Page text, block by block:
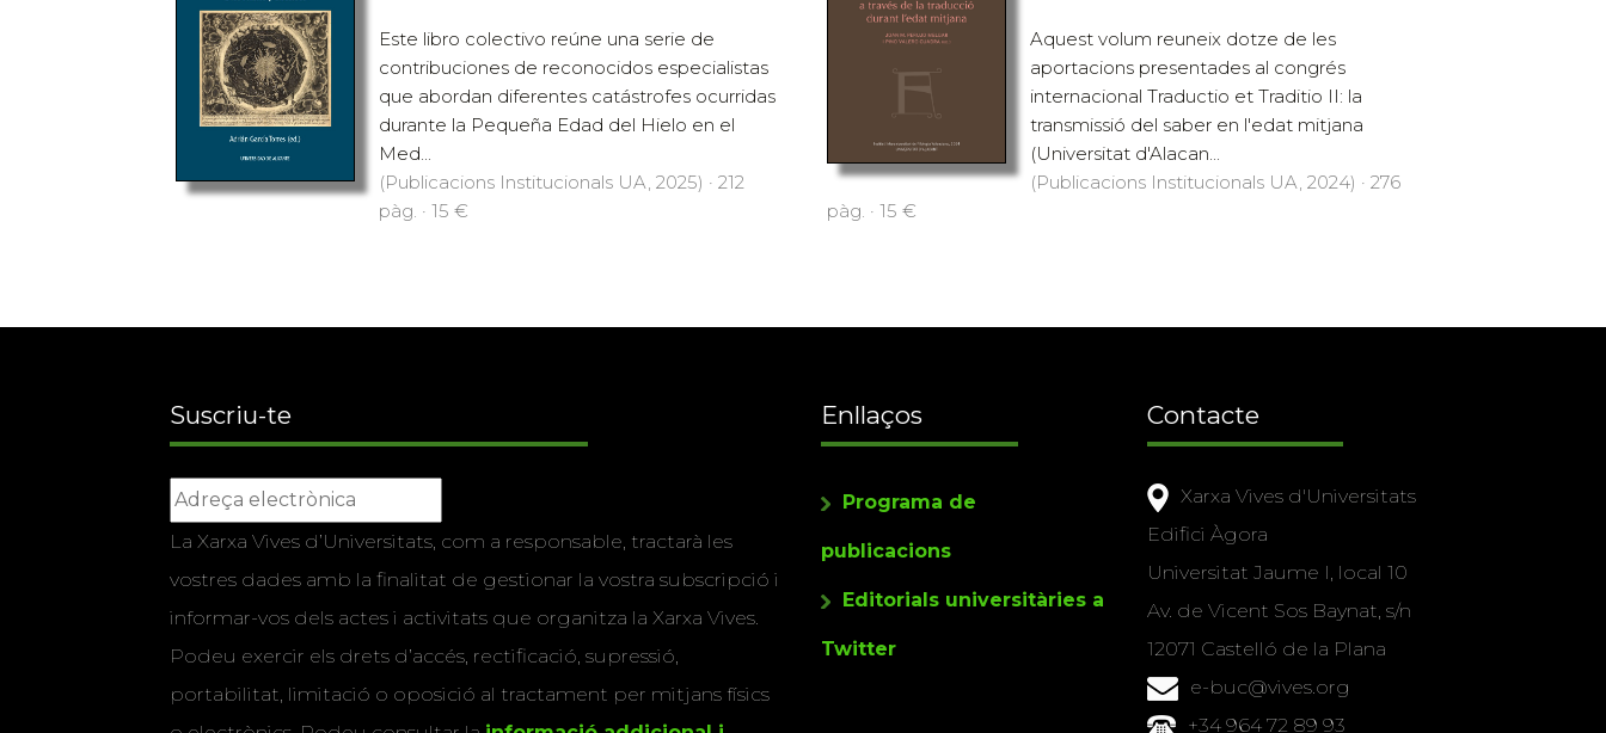
Este libro colectivo reúne una serie de
contribuciones de reconocidos especialistas
que abordan diferentes catástrofes ocurridas
durante la Pequeña Edad del Hielo en el
Med...
(Publicacions Institucionals UA, 2025) · 212
pàg. · 15 €
Aquest volum reuneix dotze de les
aportacions presentades al congrés
internacional Traductio et Traditio II: la
transmissió del saber en l'edat mitjana
(Universitat d'Alacan...
(Publicacions Institucionals UA, 2024) · 276
pàg. · 15 €
Suscriu-te
La Xarxa Vives d’Universitats, com a responsable, tractarà les
vostres dades amb la finalitat de gestionar la vostra subscripció i
informar-vos dels actes i activitats que organitza la Xarxa Vives.
Podeu exercir els drets d’accés, rectificació, supressió,
portabilitat, limitació o oposició al tractament per mitjans físics
Enllaços
Programa de
publicacions
Editorials universitàries a
Twitter
Contacte
Xarxa Vives d'Universitats
Edifici Àgora
Universitat Jaume I, local 10
Av. de Vicent Sos Baynat, s/n
12071 Castelló de la Plana
e-buc@vives.org
+34 964 72 89 93